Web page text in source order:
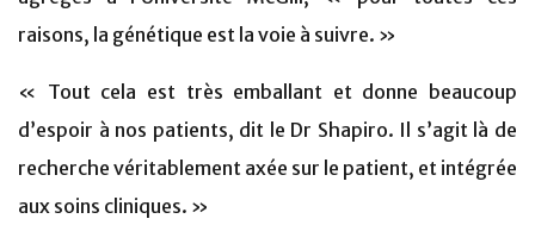
raisons, la génétique est la voie à suivre. »
« Tout cela est très emballant et donne beaucoup
d’espoir à nos patients, dit le Dr Shapiro. Il s’agit là de
recherche véritablement axée sur le patient, et intégrée
aux soins cliniques. »